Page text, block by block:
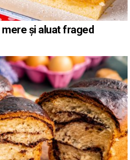
și aluat fraged